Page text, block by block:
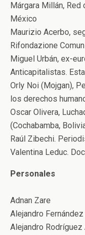
Márgara Millán,
México
Maurizio Acerbo,
Rifondazione
Miguel Urbán, ex-
Anticapitalistas.
Orly Noi (Mojgan),
los derechos
Oscar Olivera,
(Cochabamba,
Raúl Zibechi.
Valentina Leduc.
Personales
Adnan Zare
Alejandro
Alejandro Rodríguez